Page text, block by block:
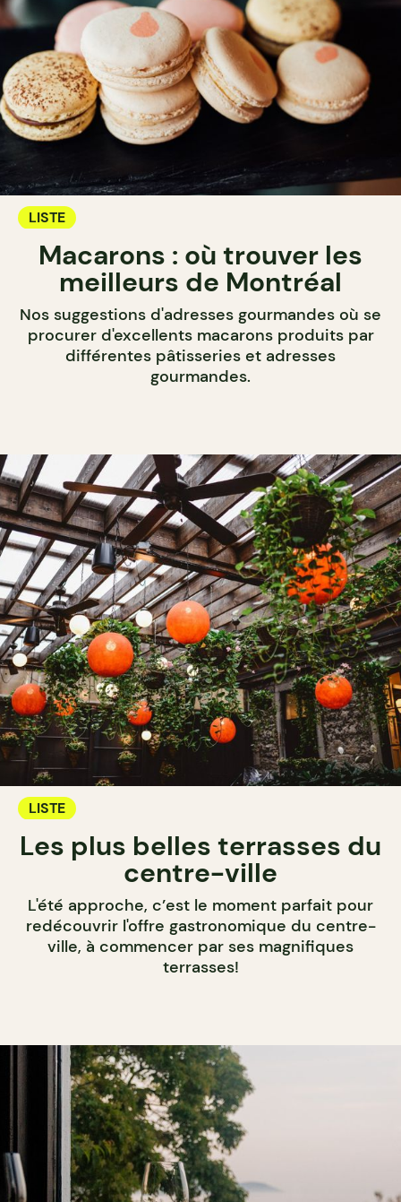
LISTE
Macarons : où trouver les
meilleurs de Montréal
Nos suggestions d'adresses gourmandes où se
procurer d'excellents macarons produits par
différentes pâtisseries et adresses
gourmandes.
LISTE
Les plus belles terrasses du
centre-ville
L'été approche, c’est le moment parfait pour
redécouvrir l'offre gastronomique du centre-
ville, à commencer par ses magnifiques
terrasses!